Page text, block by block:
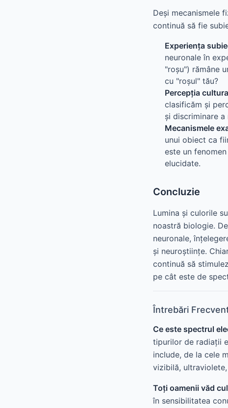
Deși mecanismele
continuă să fie
Experiența
neuronale în
"roșu") rămâne
cu "roșul" tău?
Percepția
clasificăm și
și discriminare
Mecanismele
unui obiect ca
este un
elucidate.
Concluzie
Lumina și culorile
noastră biologie.
neuronale,
și neuroștiințe.
continuă să
pe cât este de
Întrebări
Ce este spectrul
tipurilor de radiații
include, de la cele
vizibilă,
Toți oamenii văd
în sensibilitatea